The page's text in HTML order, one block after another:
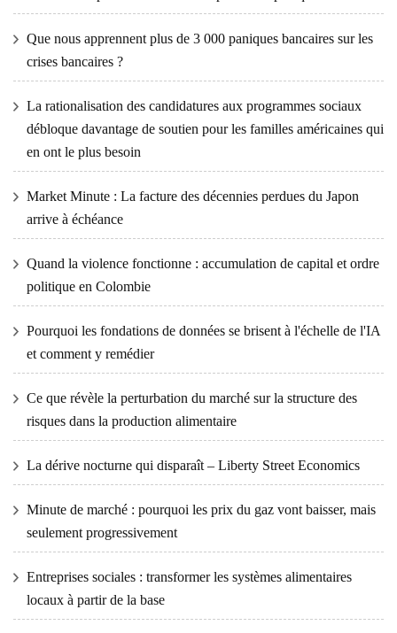
Que nous apprennent plus de 3 000 paniques bancaires sur les
crises bancaires ?
La rationalisation des candidatures aux programmes sociaux
débloque davantage de soutien pour les familles américaines qui
en ont le plus besoin
Market Minute : La facture des décennies perdues du Japon
arrive à échéance
Quand la violence fonctionne : accumulation de capital et ordre
politique en Colombie
Pourquoi les fondations de données se brisent à l'échelle de l'IA
et comment y remédier
Ce que révèle la perturbation du marché sur la structure des
risques dans la production alimentaire
La dérive nocturne qui disparaît – Liberty Street Economics
Minute de marché : pourquoi les prix du gaz vont baisser, mais
seulement progressivement
Entreprises sociales : transformer les systèmes alimentaires
locaux à partir de la base